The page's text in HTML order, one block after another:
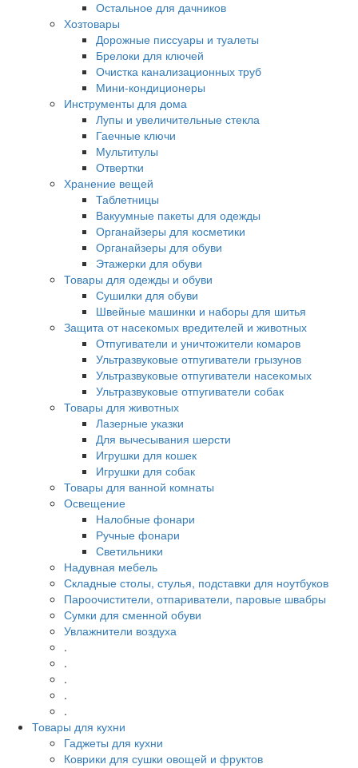
Остальное для дачников
Хозтовары
Дорожные писсуары и туалеты
Брелоки для ключей
Очистка канализационных труб
Мини-кондиционеры
Инструменты для дома
Лупы и увеличительные стекла
Гаечные ключи
Мультитулы
Отвертки
Хранение вещей
Таблетницы
Вакуумные пакеты для одежды
Органайзеры для косметики
Органайзеры для обуви
Этажерки для обуви
Товары для одежды и обуви
Сушилки для обуви
Швейные машинки и наборы для шитья
Защита от насекомых вредителей и животных
Отпугиватели и уничтожители комаров
Ультразвуковые отпугиватели грызунов
Ультразвуковые отпугиватели насекомых
Ультразвуковые отпугиватели собак
Товары для животных
Лазерные указки
Для вычесывания шерсти
Игрушки для кошек
Игрушки для собак
Товары для ванной комнаты
Освещение
Налобные фонари
Ручные фонари
Светильники
Надувная мебель
Складные столы, стулья, подставки для ноутбуков
Пароочистители, отпариватели, паровые швабры
Сумки для сменной обуви
Увлажнители воздуха
.
.
.
.
.
Товары для кухни
Гаджеты для кухни
Коврики для сушки овощей и фруктов